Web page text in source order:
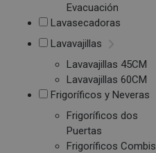
Evacuación
Lavasecadoras
Lavavajillas
Lavavajillas 45CM
Lavavajillas 60CM
Frigoríficos y Neveras
Frigoríficos dos
Puertas
Frigoríficos Combis